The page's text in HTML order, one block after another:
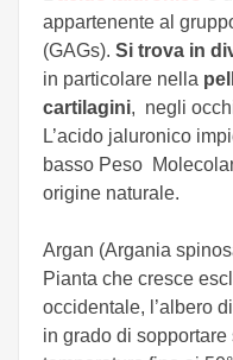
appartenente al
(GAGs). Si trova in
in particolare nella
cartilagini, negli
L’acido jaluronico
basso Peso
origine naturale.
Argan (Argania
Pianta che cresce
occidentale, l’albero
in grado di